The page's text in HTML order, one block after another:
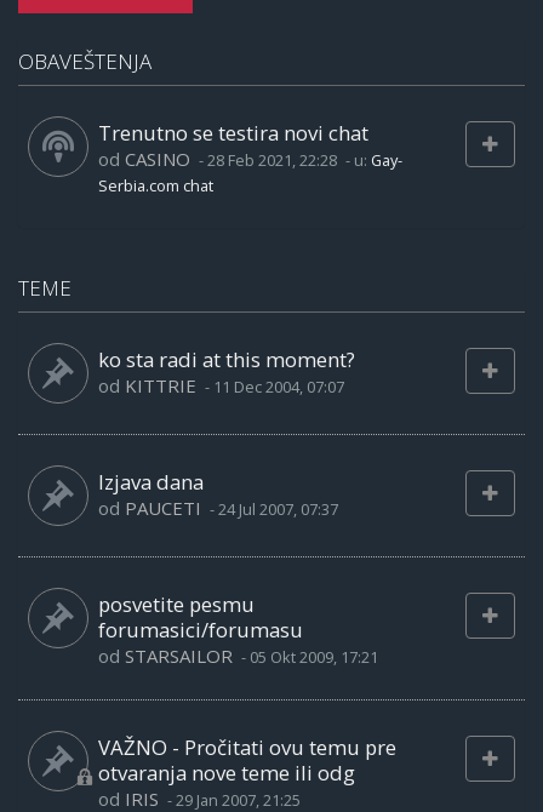
OBAVEŠTENJA
Trenutno se testira novi chat
od CASINO -28 Feb 2021, 22:28 - u: Gay-
Serbia.com chat
TEME
ko sta radi at this moment?
od KITTRIE - 11 Dec 2004, 07:07
Izjava dana
od PAUCETI -24 Jul 2007, 07:37
posvetite pesmu
forumasici/forumasu
od STARSAILOR - 05 Okt 2009, 17:21
VAŽNO - Pročitati ovu temu pre
otvaranja nove teme ili odg
od IRIS -29 Jan 2007, 21:25